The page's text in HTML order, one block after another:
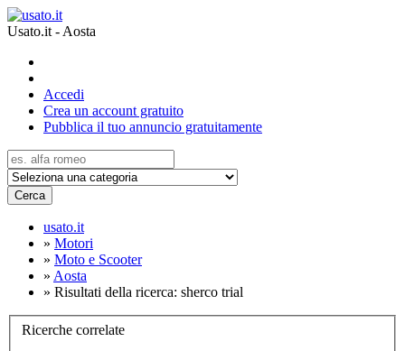
Usato.it - Aosta
Accedi
Crea un account gratuito
Pubblica il tuo annuncio gratuitamente
Cerca
usato.it
» Motori
» Moto e Scooter
» Aosta
» Risultati della ricerca: sherco trial
Ricerche correlate